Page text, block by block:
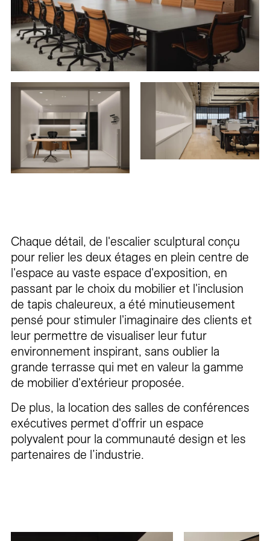
Chaque détail, de l'escalier sculptural conçu
pour relier les deux étages en plein centre de
l'espace au vaste espace d'exposition, en
passant par le choix du mobilier et l'inclusion
de tapis chaleureux, a été minutieusement
pensé pour stimuler l'imaginaire des clients et
leur permettre de visualiser leur futur
environnement inspirant, sans oublier la
grande terrasse qui met en valeur la gamme
de mobilier d'extérieur proposée.
De plus, la location des salles de conférences
exécutives permet d'offrir un espace
polyvalent pour la communauté design et les
partenaires de l’industrie.